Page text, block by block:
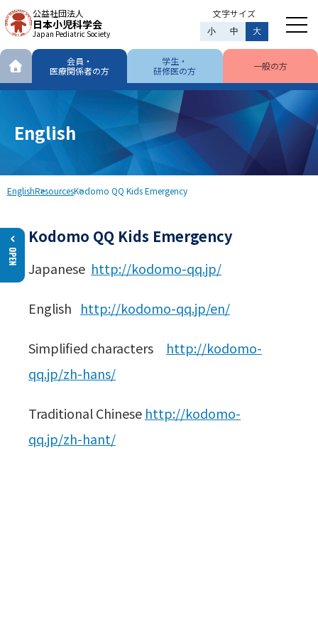
公益社団法人
日本小児科学会
Japan Pediatric Society
文字サイズ
小 中 大
会員・
医療関係者の方
学生・
研修医の方
一般の方
English
EnglishResourcesKodomo QQ Kids Emergency
Kodomo QQ Kids Emergency
Japanese http://kodomo-qq.jp/
English http://kodomo-qq.jp/en/
Simplified characters http://kodomo-
qq.jp/zh-hans/
Traditional Chinese http://kodomo-
qq.jp/zh-hant/